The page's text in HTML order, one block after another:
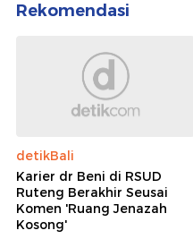
Rekomendasi
detikBali
Karier dr Beni di RSUD
Ruteng Berakhir Seusai
Komen 'Ruang Jenazah
Kosong'